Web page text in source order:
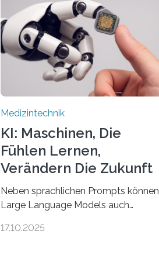
Medizintechnik
KI: Maschinen, Die
Fühlen Lernen,
Verändern Die Zukunft
Neben sprachlichen Prompts können
Large Language Models auch
interpretieren und daran angepasst
17.10.2025